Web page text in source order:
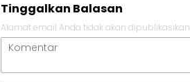
Tinggalkan Balasan
Alamat email Anda tidak akan dipublikasikan.